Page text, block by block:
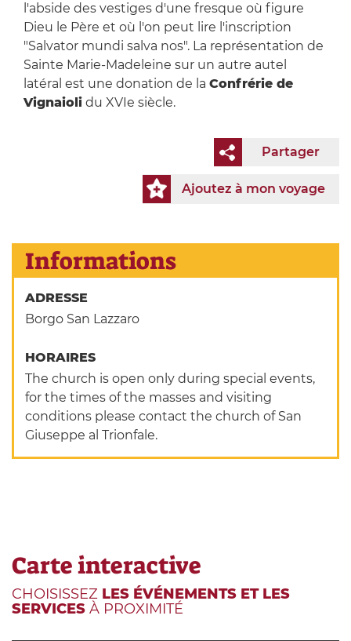
l'abside des vestiges d'une fresque où figure
Dieu le Père et où l'on peut lire l'inscription
"Salvator mundi salva nos". La représentation de
Sainte Marie-Madeleine sur un autre autel
latéral est une donation de la Confrérie de
Vignaiolidu XVIe siècle.
Partager
Ajoutez à mon voyage
Informations
ADRESSE
Borgo San Lazzaro
HORAIRES
The church is open only during special events,
for the times of the masses and visiting
conditions please contact the church of San
Giuseppe al Trionfale.
Carte interactive
CHOISISSEZ LES ÉVÉNEMENTS ET LES
SERVICES À PROXIMITÉ